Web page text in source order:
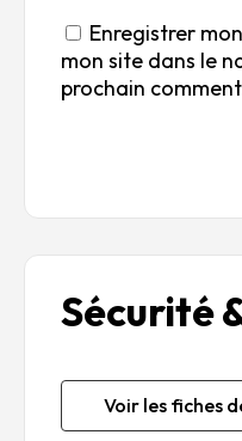
Enregistrer
mon site dans le
prochain
Sécurité
Voir les fiches